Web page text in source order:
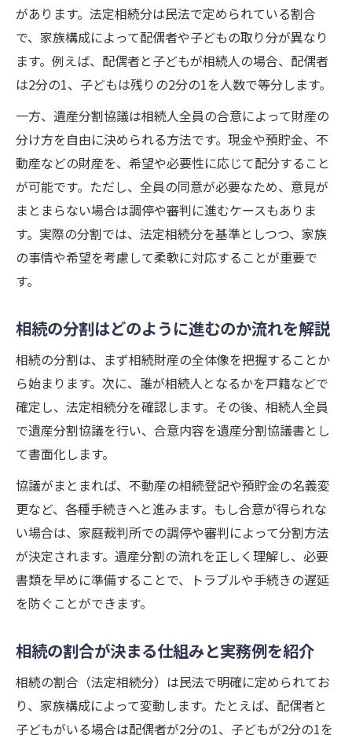
相続人間の合意が必要な遺産分割とは何か
相続で混同しやすい用語を明確に整理する
民法で定める相続割合の基本を押さえる
民法における相続割合の基本を押さえよう
相続割合は家族構成でどのように変わるか
法定相続で3分の1になるケースを解説する
相続の分割割合を具体的な条文で確認する
民法上の相続割合と遺言の優先関係を解説
遺産分割協議が必要なときの進め方
遺産分割協議とは相続で何を決める場か
遺産分割協議の進め方と実務のポイント
協議がまとまらない相続トラブルの対処法
相続人全員の合意が必要な理由と手順
家族構成別に見る相続の分配ルール
家族構成ごとの相続分配ルールを整理する
相続で妻と子供が何割ずつもらえるのか解
説
親や兄弟が相続人になる場合の割合を知る
子どもが複数いる場合の相続分配の考え方
相続割合の具体例を各家族構成で比較する
相続で知っておきたい手続きと実務対応
遺産分割と預貯金の扱い方をポイント解説
相続手続きで注意したいスムーズな進め方
協議が不調な場合の調停や審判の流れを紹
介
があります。法定相続分は民法で定められている割合
で、家族構成によって配偶者や子どもの取り分が異なり
ます。例えば、配偶者と子どもが相続人の場合、配偶者
は2分の1、子どもは残りの2分の1を人数で等分します。
一方、遺産分割協議は相続人全員の合意によって財産の
分け方を自由に決められる方法です。現金や預貯金、不
動産などの財産を、希望や必要性に応じて配分すること
が可能です。ただし、全員の同意が必要なため、意見が
まとまらない場合は調停や審判に進むケースもありま
す。実際の分割では、法定相続分を基準としつつ、家族
の事情や希望を考慮して柔軟に対応することが重要で
す。
相続の分割はどのように進むのか流れを解説
相続の分割は、まず相続財産の全体像を把握することか
ら始まります。次に、誰が相続人となるかを戸籍などで
確定し、法定相続分を確認します。その後、相続人全員
で遺産分割協議を行い、合意内容を遺産分割協議書とし
て書面化します。
協議がまとまれば、不動産の相続登記や預貯金の名義変
更など、各種手続きへと進みます。もし合意が得られな
い場合は、家庭裁判所での調停や審判によって分割方法
が決定されます。遺産分割の流れを正しく理解し、必要
書類を早めに準備することで、トラブルや手続きの遅延
を防ぐことができます。
相続の割合が決まる仕組みと実務例を紹介
相続の割合（法定相続分）は民法で明確に定められてお
り、家族構成によって変動します。たとえば、配偶者と
子どもがいる場合は配偶者が2分の1、子どもが2分の1を